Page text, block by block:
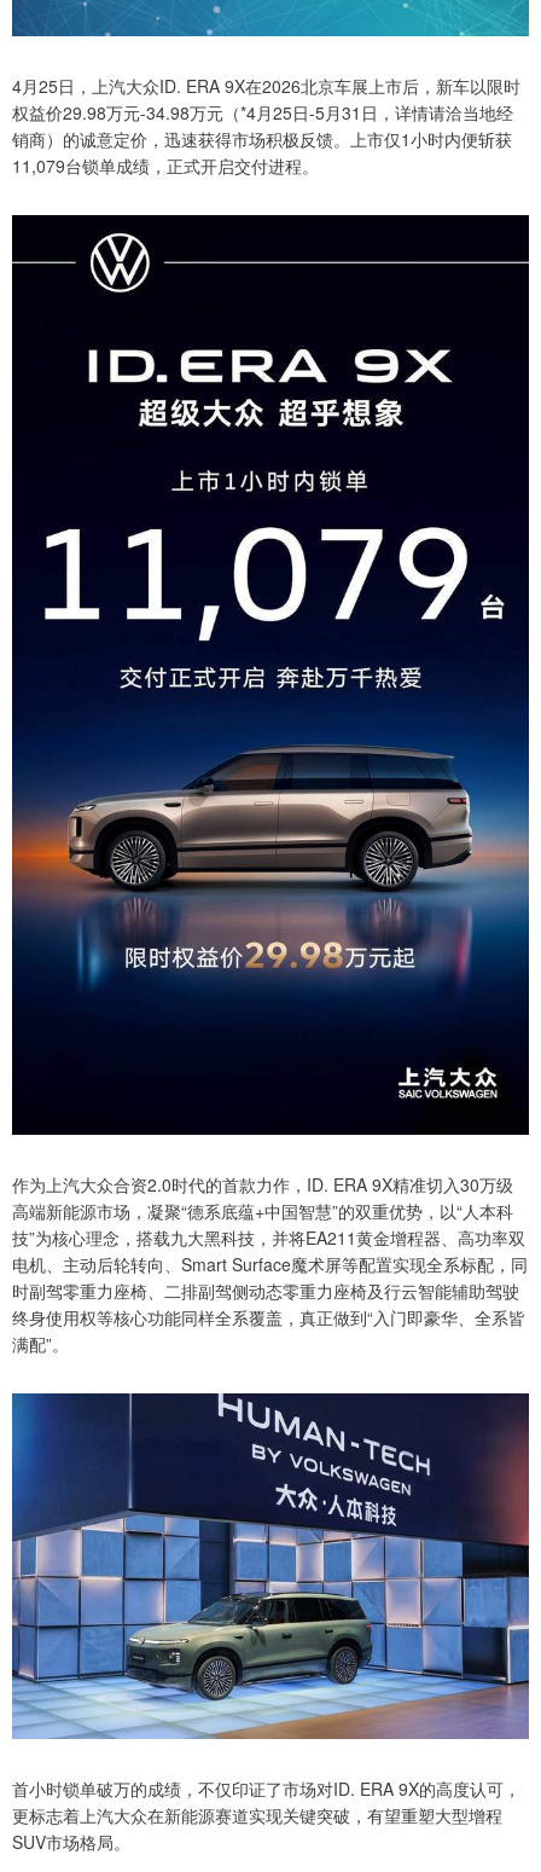
4月25日，上汽大众ID. ERA 9X在2026北京车展上市后，新车以限时
权益价29.98万元-34.98万元（*4月25日-5月31日，详情请洽当地经
销商）的诚意定价，迅速获得市场积极反馈。上市仅1小时内便斩获
11,079台锁单成绩，正式开启交付进程。
作为上汽大众合资2.0时代的首款力作，ID. ERA 9X精准切入30万级
高端新能源市场，凝聚“德系底蕴+中国智慧”的双重优势，以“人本科
技”为核心理念，搭载九大黑科技，并将EA211黄金增程器、高功率双
电机、主动后轮转向、Smart Surface魔术屏等配置实现全系标配，同
时副驾零重力座椅、二排副驾侧动态零重力座椅及行云智能辅助驾驶
终身使用权等核心功能同样全系覆盖，真正做到“入门即豪华、全系皆
满配”。
首小时锁单破万的成绩，不仅印证了市场对ID. ERA 9X的高度认可，
更标志着上汽大众在新能源赛道实现关键突破，有望重塑大型增程
SUV市场格局。